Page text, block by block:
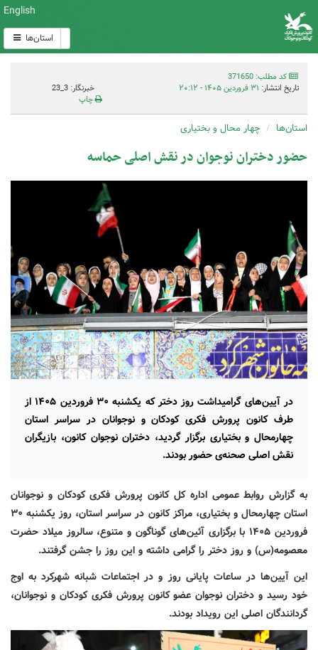
English
استان‌ها
کد مطلب: 371650
تاریخ انتشار: ۳۱ فروردین ۱۴۰۵ - ۲۰:۱۲
خبرنگار: 3_23
چاپ
استان‌ها چهار محال و بختیاری
حضور دختران نوجوان در نقش اصلی حماسه
در آیین‌های گرامیداشت روز دختر که یکشنبه ۳۰ فروردین ۱۴۰۵ از
طرف کانون پرورش فکری کودکان و نوجوانان در سراسر استان
چهارمحال و بختیاری برگزار گردید، دختران نوجوان کانون، بازیگران
نقش اصلی صحنه‌ی حضور بودند.
به گزارش روابط عمومی اداره کل کانون پرورش فکری کودکان و نوجوانان
استان چهارمحال و بختیاری، مراکز کانون در سراسر استان، روز یکشنبه ۳۰
فروردین ۱۴۰۵ با برگزاری آئین‌های گوناگون و متنوع، سالروز میلاد حضرت
معصومه(س) و روز دختر را گرامی داشته و این روز را جشن گرفتند.
این آیین‌ها در ساعات پایانی روز و در اجتماعات شبانه شهرکرد به اوج
خود رسید و دختران نوجوان عضو کانون پرورش فکری کودکان و نوجوانان،
گردانندگان اصلی این رویداد بودند.